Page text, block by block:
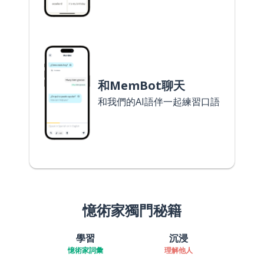
和MemBot聊天
和我們的AI語伴一起練習口語
憶術家獨門秘籍
學習
憶術家詞彙
沉浸
理解他人